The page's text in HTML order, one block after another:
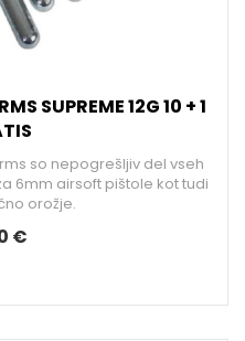
SUPREME 12G 10 + 1
so nepogrešljiv del vseh
6mm airsoft pištole kot tudi
orožje.
€